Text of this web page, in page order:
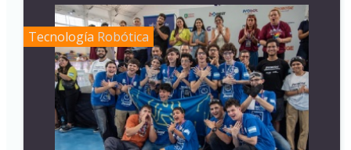
Tecnología Robótica